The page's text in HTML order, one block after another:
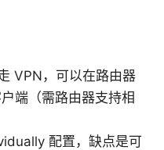
VPN，可以在路由器
端（需路由器支持相
配置，缺点是可